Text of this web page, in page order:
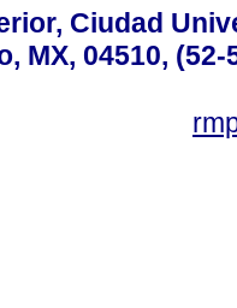
Ciudad
MX, 04510,